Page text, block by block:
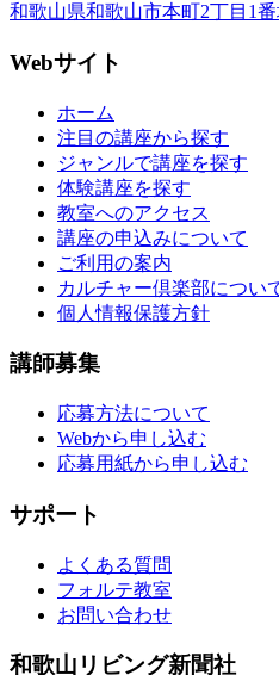
和歌山県和歌山市本町2丁目1
Webサイト
ホーム
注目の講座から探す
ジャンルで講座を探す
体験講座を探す
教室へのアクセス
講座の申込みについて
ご利用の案内
カルチャー倶楽部につい
個人情報保護方針
講師募集
応募方法について
Webから申し込む
応募用紙から申し込む
サポート
よくある質問
フォルテ教室
お問い合わせ
和歌山リビング新聞社